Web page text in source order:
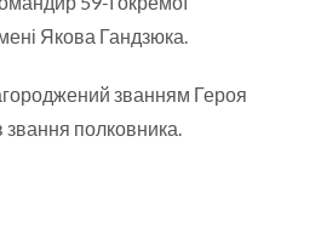
Якова Гандзюка.
званням Героя
полковника.